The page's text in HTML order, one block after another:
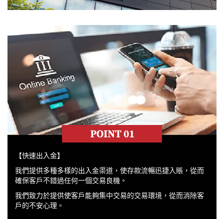
【快速出入金】
我們提供多種多樣的出入金渠道，使存款流暢迅捷入賬，從而
確保客戶不錯過任何一個交易良機。
我們致力於提供使客戶能夠集中交易的交易環境，從而消除客
戶的不安心理。